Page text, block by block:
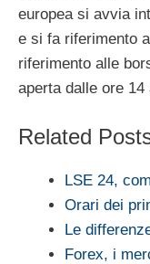
europea si avvia
e si fa riferimento
riferimento alle
aperta dalle ore 14
Related
LSE 24,
Orari dei
Le
Forex, i